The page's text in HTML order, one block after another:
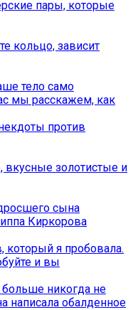
пары, которые
кольцо, зависит
тело само
мы расскажем, как
против
золотистые и
сына
Киркорова
я пробовала.
и вы
никогда не
написала обалденное